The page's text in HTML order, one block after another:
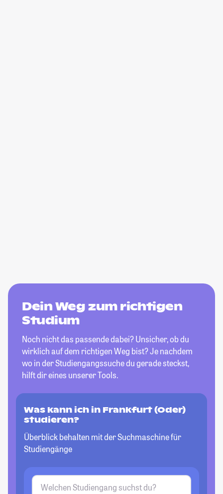
Dein Weg zum richtigen
Studium
Noch nicht das passende dabei? Unsicher, ob du
wirklich auf dem richtigen Weg bist? Je nachdem
wo in der Studiengangssuche du gerade steckst,
hilft dir eines unserer Tools.
Was kann ich in Frankfurt (Oder)
studieren?
Überblick behalten mit der Suchmaschine für
Studiengänge